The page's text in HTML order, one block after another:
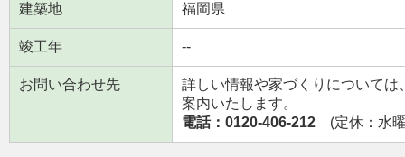
建築地 福岡県
竣工年 --
お問い合わせ先
詳しい情報や家づくりについて
案内いたします。
電話：0120-406-212 (定休：水